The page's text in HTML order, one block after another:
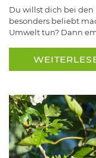
Du willst dich bei
besonders beliebt
Umwelt tun? Dann